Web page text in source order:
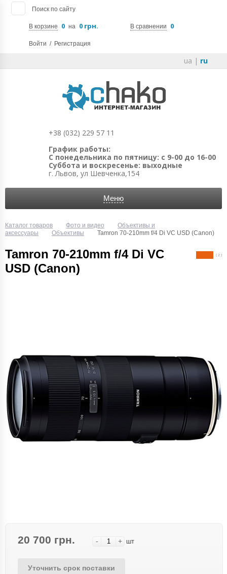
Поиск по сайту
В корзине 0 на 0 грн. В сравнении 0
Войти / Регистрация
ua | ru
+38 (032) 229 57 11
График работы:
С понедельника по пятницу: с 9-00 до 16-00
Суббота и воскресенье: выходные
г. Львов, ул Шевченка,154
Меню
Каталог товаров Фото и видео
Объективы и
аксессуары
Объективы Tamron 70-210mm f/4 Di VC USD (Canon)
Tamron 70-210mm f/4 Di VC
USD (Canon)
( 2 )
20 700 грн. - + шт
Уточнить срок поставки